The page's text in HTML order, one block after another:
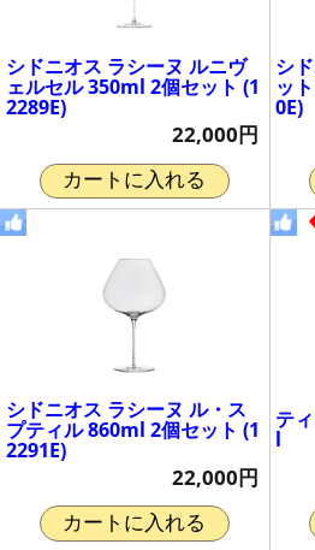
シドニオス ラシーヌ ルニヴ
ェルセル 350ml 2個セット (1
2289E)
22,000円
カートに入れる
シ
ッ
0E)
シドニオス ラシーヌ ル・ス
プティル 860ml 2個セット (1
2291E)
22,000円
カートに入れる
テ
l